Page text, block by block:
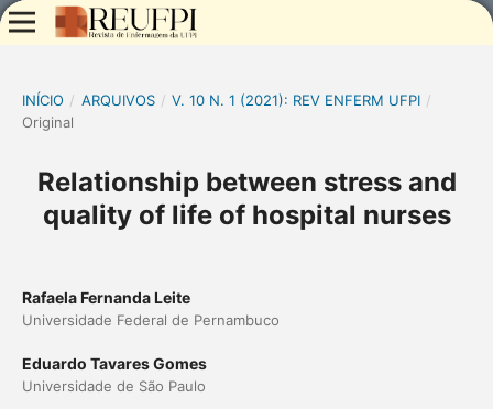
INÍCIO / ARQUIVOS / V. 10 N. 1 (2021): REV ENFERM UFPI /
Original
Relationship between stress and
quality of life of hospital nurses
Rafaela Fernanda Leite
Universidade Federal de Pernambuco
Eduardo Tavares Gomes
Universidade de São Paulo